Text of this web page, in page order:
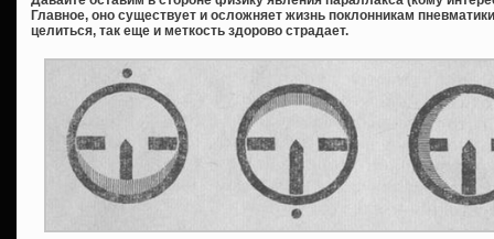
Главное, оно существует и осложняет жизнь поклонникам
целиться, так еще и меткость здорово страдает.